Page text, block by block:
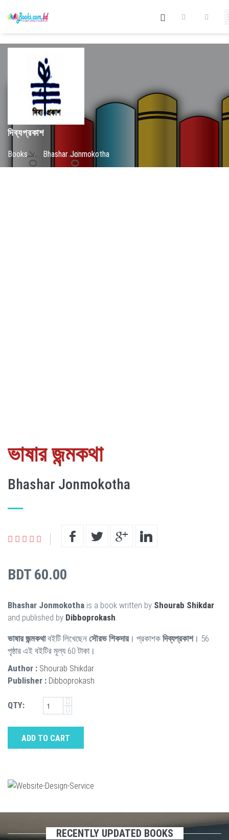
দিব্যপ্রকাশ
Books / Bhashar Jonmokotha
ভাষার জন্মকথা
Bhashar Jonmokotha
BDT 60.00
Bhashar Jonmokotha is a book written by Shourab Shikdar
and published by Dibboprokash
ভাষার জন্মকথাবইটি লিখেছেন সৌরভ শিকদার। প্রকাশক দিব্যপ্রকাশ। 56
পৃষ্ঠার এই বইটির মূল্য 60 টাকা।
Author : Shourab Shikdar
Publisher : Dibboprokash
QTY:
ADD TO CART
RECENTLY UPDATED BOOKS